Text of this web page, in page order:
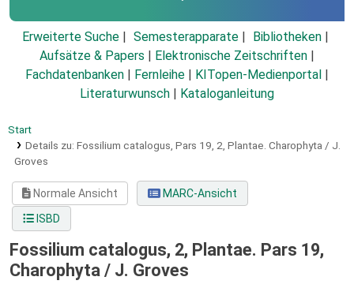
Erweiterte Suche Semesterapparate
Bibliotheken
Aufsätze & Papers
Elektronische Zeitschriften
Fachdatenbanken
Fernleihe KITopen-Medienportal
Literaturwunsch
Kataloganleitung
Start
Details zu: Fossilium catalogus, Pars 19, 2, Plantae. Charophyta / J.
Groves
Normale Ansicht
MARC-Ansicht
ISBD
Fossilium catalogus, 2, Plantae. Pars 19,
Charophyta / J. Groves